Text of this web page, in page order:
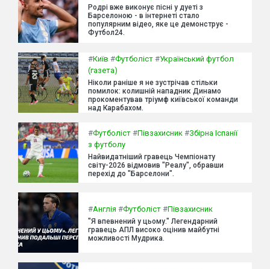
Родрі вже виконує пісні у дуеті з
Барселоною - в інтернеті стало
популярним відео, яке це демонструє -
Футбол24.
#Київ #Футболіст #Український футбол
(газета)
Ніколи раніше я не зустрічав стільки
помилок: колишній нападник Динамо
прокоментував тріумф київської команди
над Карабахом.
#Футболіст #Півзахисник #Збірна Іспанії
з футболу
Найвидатніший гравець Чемпіонату
світу-2026 відмовив "Реалу", обравши
перехід до "Барселони".
#Англія #Футболіст #Півзахисник
"Я впевнений у цьому." Легендарний
гравець АПЛ високо оцінив майбутні
можливості Мудрика.